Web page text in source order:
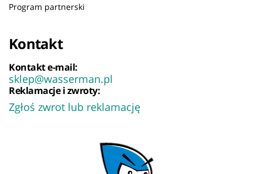
Program partnerski
Kontakt
Kontakt e-mail:
sklep@wasserman.pl
Reklamacje i zwroty:
Zgłoś zwrot lub reklamację